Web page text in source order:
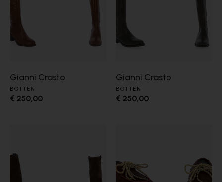
Gianni Crasto
BOTTEN
€ 250,00
Gianni Crasto
BOTTEN
€ 250,00